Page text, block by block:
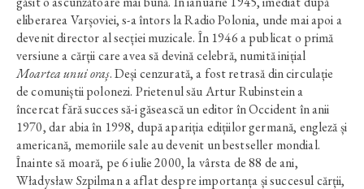
eliberarea Varșoviei, s-a întors la Radio Polonia, unde mai apoi a
devenit director al secției muzicale. În 1946 a publicat o primă
versiune a cărții care avea să devină celebră, numită inițial
Moartea unui oraș. Deși cenzurată, a fost retrasă din circulație
de comuniștii polonezi. Prietenul său Artur Rubinstein a
încercat fără succes să-i găsească un editor în Occident în anii
1970, dar abia în 1998, după apariția edițiilor germană, engleză și
americană, memoriile sale au devenit un bestseller mondial.
Înainte să moară, pe 6 iulie 2000, la vârsta de 88 de ani,
Władysław Szpilman a aflat despre importanța și succesul cărții,